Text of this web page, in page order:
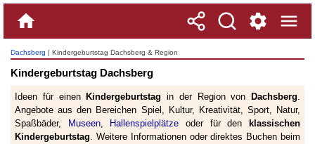
Dachsberg | Kindergeburtstag Dachsberg & Region
Kindergeburtstag Dachsberg
Ideen für einen Kindergeburtstag in der Region von Dachsberg.
Angebote aus den Bereichen Spiel, Kultur, Kreativität, Sport, Natur,
Spaßbäder,
Museen, Hallenspielplätze oder für den
klassischen
Kindergeburtstag. Weitere Informationen oder direktes Buchen beim